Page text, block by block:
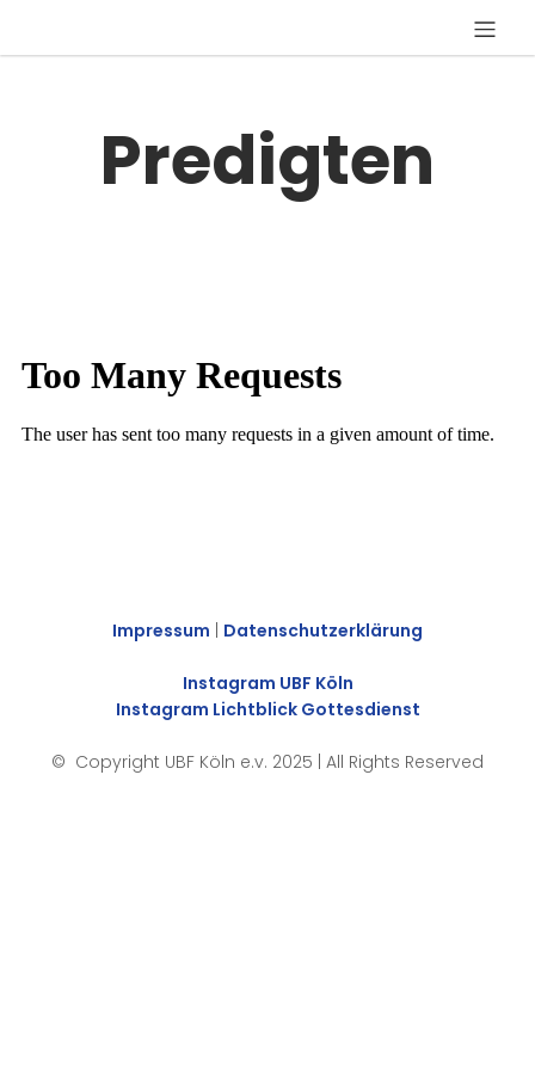
Predigten
Impressum Datenschutzerklärung
Instagram UBF Köln
Instagram Lichtblick Gottesdienst
© Copyright UBF Köln e.v. 2025 | All Rights Reserved